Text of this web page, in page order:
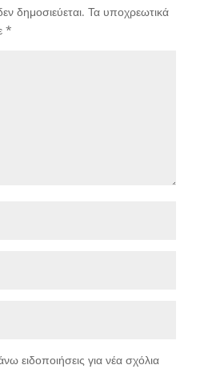
δημοσιεύεται. Τα υποχρεωτικά
*
ειδοποιήσεις για νέα σχόλια